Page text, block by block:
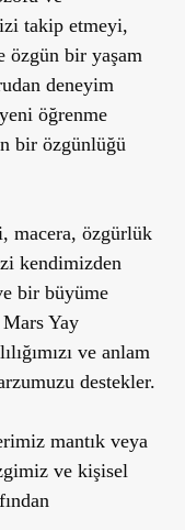
takip etmeyi,
özgün bir yaşam
deneyim
öğrenme
bir özgünlüğü
macera, özgürlük
kendimizden
bir büyüme
Yay
ve anlam
destekler.
mantık veya
ve kişisel